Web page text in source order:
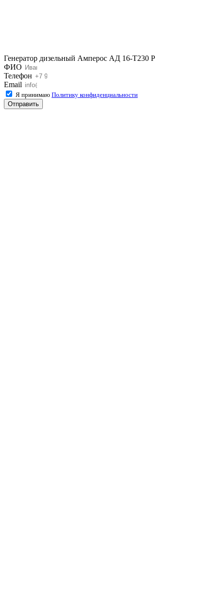
Генератор дизельный Амперос АД 16-Т230 P
ФИО
Телефон
Email
Я принимаю Политику конфиденциальности
Отправить